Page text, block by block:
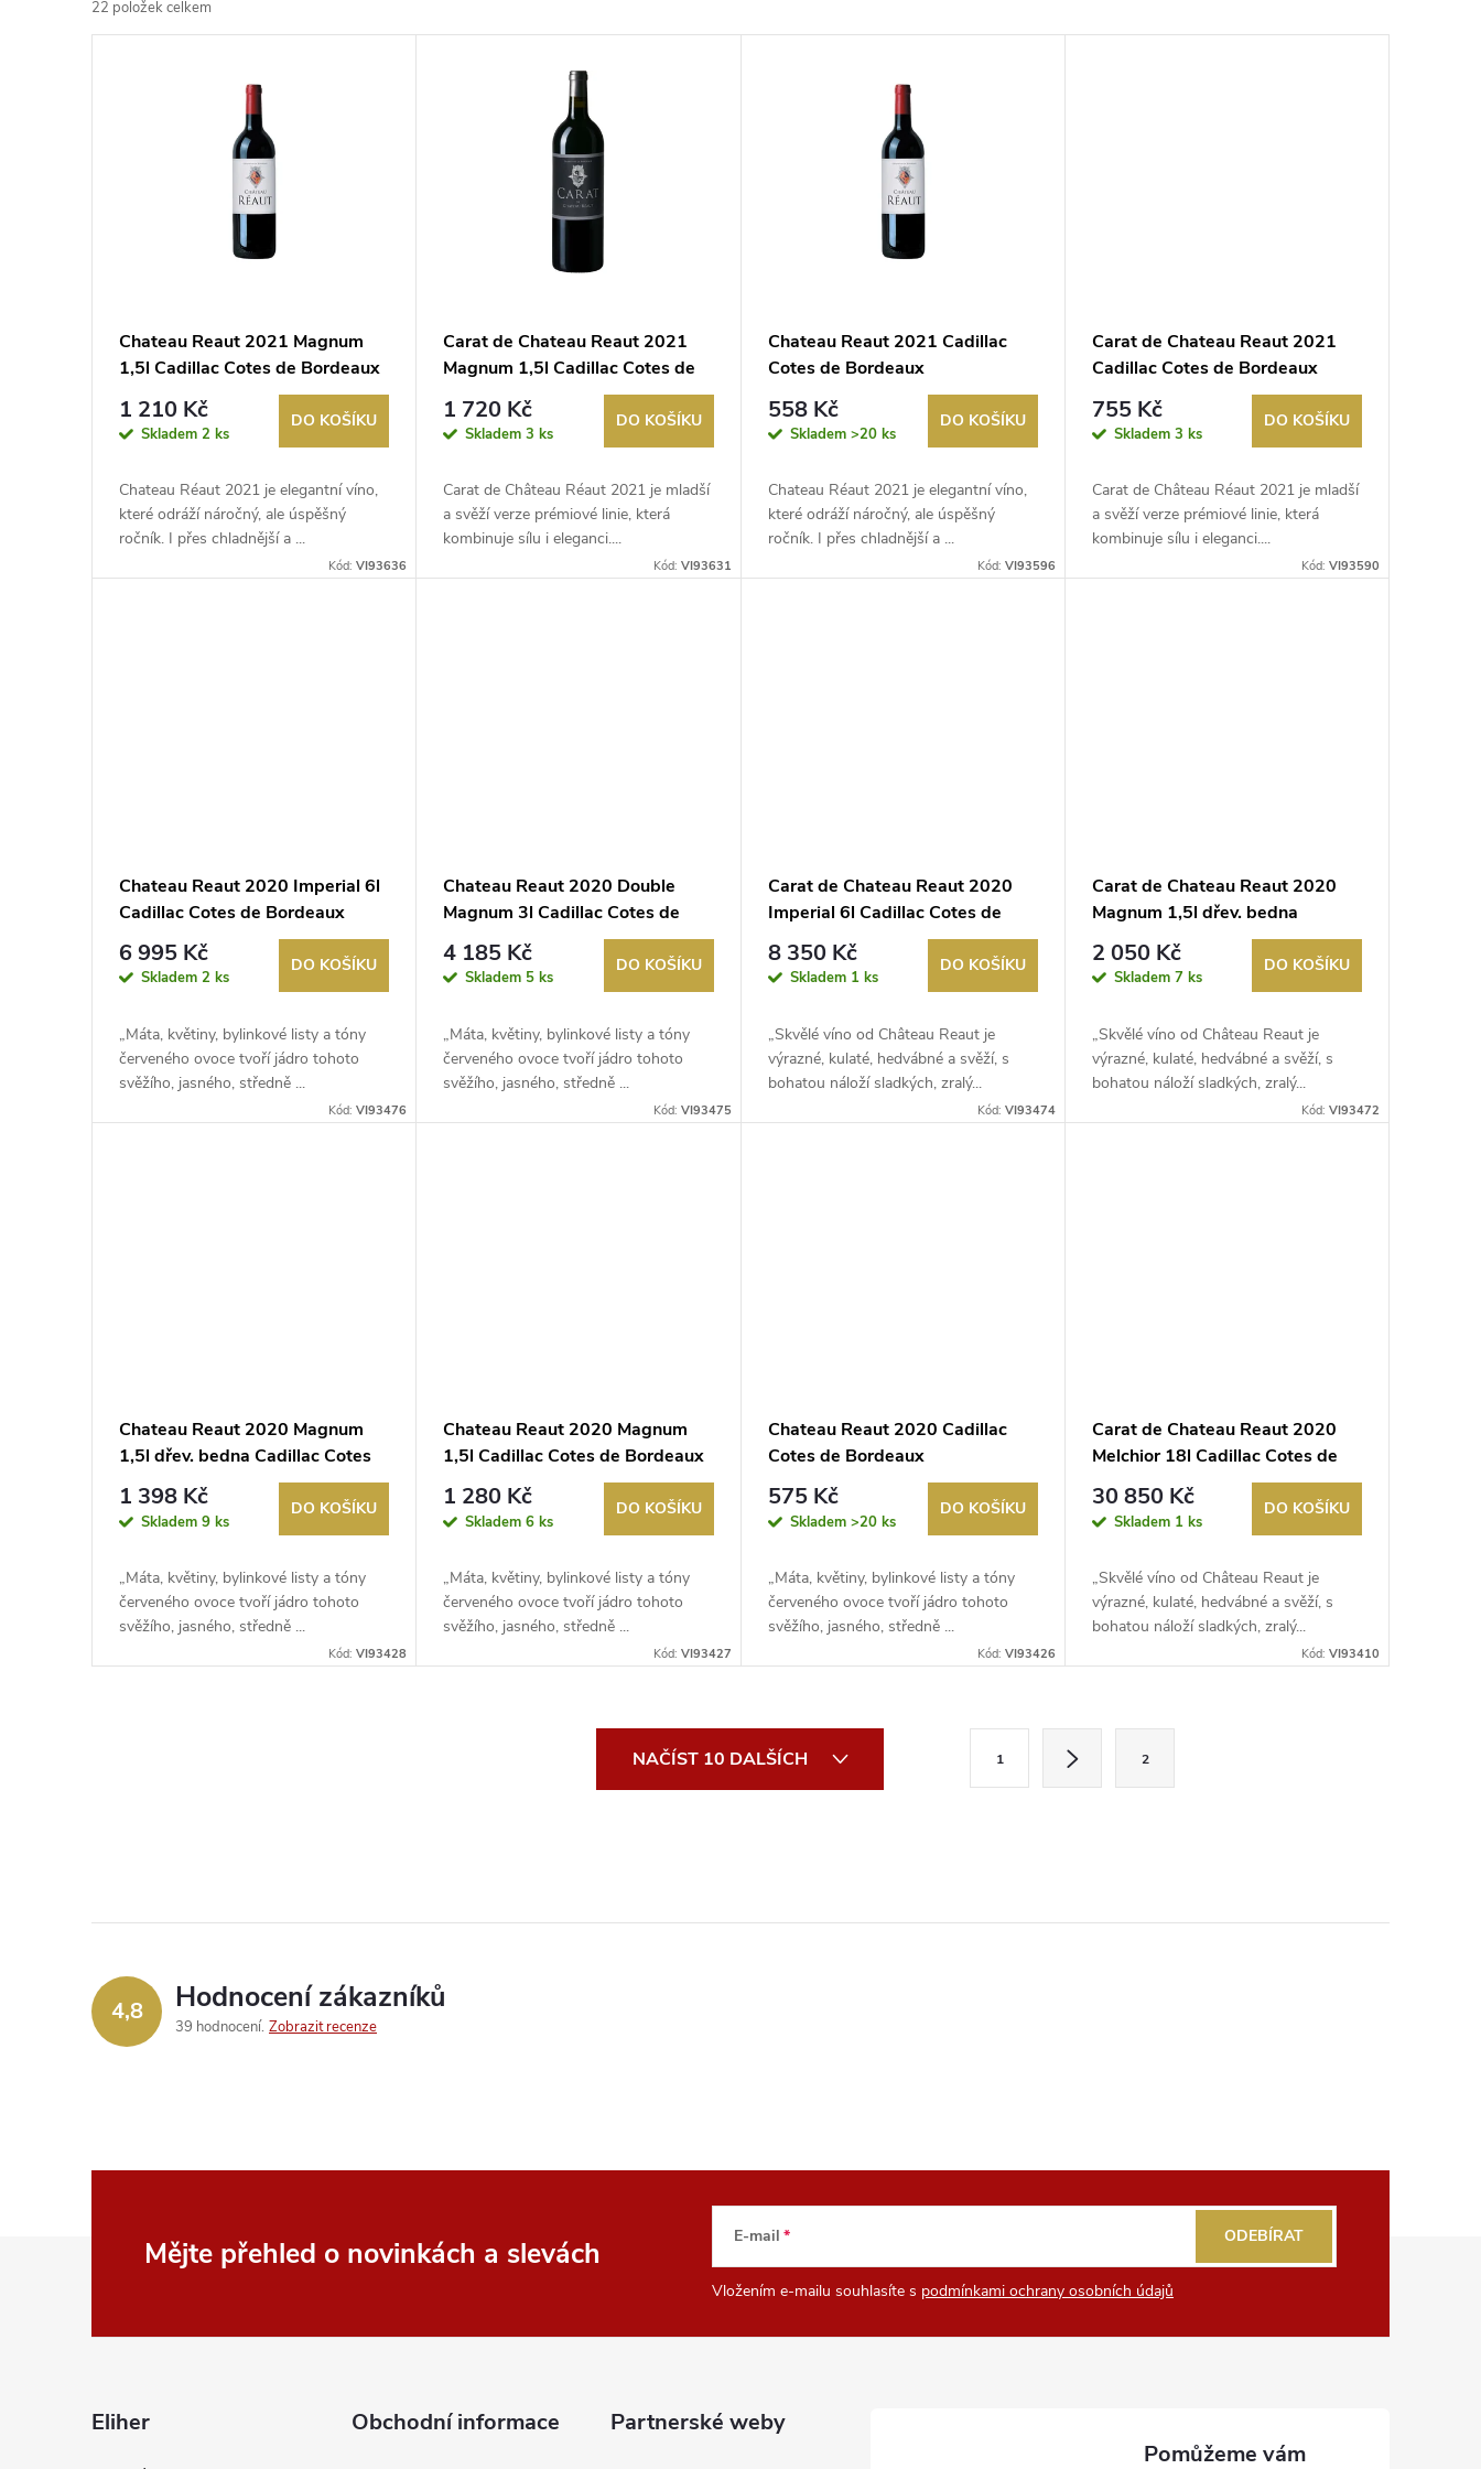
z
t
22 položek celkem
Chateau Reaut 2021 Magnum
1,5l Cadillac Cotes de Bordeaux
1 210 Kč
Skladem 2 ks
DO KOŠÍKU
Chateau Réaut 2021 je elegantní víno,
které odráží náročný, ale úspěšný
ročník. I přes chladnější a ...
Kód:VI93636
Carat de Chateau Reaut 2021
Magnum 1,5l Cadillac Cotes de
1 720 Kč
Skladem3 ks
DO KOŠÍKU
Carat de Château Réaut 2021 je mladší
a svěží verze prémiové linie, která
kombinuje sílu i eleganci....
Kód: VI93631
Chateau Reaut 2021 Cadillac
Cotes de Bordeaux
558 Kč
Skladem >20 ks
DO KOŠÍKU
Chateau Réaut 2021 je elegantní víno,
které odráží náročný, ale úspěšný
ročník. I přes chladnější a ...
Kód: VI93596
Carat de Chateau Reaut 2021
Cadillac Cotes de Bordeaux
755 Kč
Skladem 3 ks
DO KOŠÍKU
Carat de Château Réaut 2021 je mladší
a svěží verze prémiové linie, která
kombinuje sílu i eleganci....
Kód: VI93590
Chateau Reaut 2020 Imperial 6l
Cadillac Cotes de Bordeaux
6 995 Kč
Skladem 2 ks
DO KOŠÍKU
„Máta, květiny, bylinkové listy a tóny
červeného ovoce tvoří jádro tohoto
svěžího, jasného, středně ...
Kód:VI93476
Chateau Reaut 2020 Double
Magnum 3l Cadillac Cotes de
Bordeaux
4 185 Kč
Skladem 5 ks
DO KOŠÍKU
„Máta, květiny, bylinkové listy a tóny
červeného ovoce tvoří jádro tohoto
svěžího, jasného, středně ...
Kód: VI93475
Carat de Chateau Reaut 2020
Imperial 6l Cadillac Cotes de
Bordeaux
8 350 Kč
Skladem 1 ks
DO KOŠÍKU
„Skvělé víno od Château Reaut je
výrazné, kulaté, hedvábné a svěží, s
bohatou náloží sladkých, zralý...
Kód: VI93474
Carat de Chateau Reaut 2020
Magnum 1,5l dřev. bedna
Cadillac Cotes de Bordeaux
2 050 Kč
Skladem 7 ks
DO KOŠÍKU
„Skvělé víno od Château Reaut je
výrazné, kulaté, hedvábné a svěží, s
bohatou náloží sladkých, zralý...
Kód: VI93472
Chateau Reaut 2020 Magnum
1,5l dřev. bedna Cadillac Cotes
de Bordeaux
1 398 Kč
Skladem 9 ks
DO KOŠÍKU
„Máta, květiny, bylinkové listy a tóny
červeného ovoce tvoří jádro tohoto
svěžího, jasného, středně ...
Kód:VI93428
Chateau Reaut 2020 Magnum
1,5l Cadillac Cotes de Bordeaux
1 280 Kč
Skladem6 ks
DO KOŠÍKU
„Máta, květiny, bylinkové listy a tóny
červeného ovoce tvoří jádro tohoto
svěžího, jasného, středně ...
Kód: VI93427
Chateau Reaut 2020 Cadillac
Cotes de Bordeaux
575 Kč
Skladem >20 ks
DO KOŠÍKU
„Máta, květiny, bylinkové listy a tóny
červeného ovoce tvoří jádro tohoto
svěžího, jasného, středně ...
Kód: VI93426
Carat de Chateau Reaut 2020
Melchior 18l Cadillac Cotes de
Bordeaux
30 850 Kč
Skladem 1 ks
DO KOŠÍKU
„Skvělé víno od Château Reaut je
výrazné, kulaté, hedvábné a svěží, s
bohatou náloží sladkých, zralý...
Kód: VI93410
d
a
c
p
NAČÍST 10 DALŠÍCH
k
1 2
4,8 Hodnocení zákazníků
39 hodnocení Zobrazit recenze
Mějte přehled o novinkách a slevách E-mail
Vložením e-mailu souhlasíte s podmínkami ochrany osobních údajů
ODEBÍRAT
Eliher Obchodní informace Partnerské weby